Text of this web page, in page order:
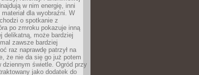
w nim energię, inni
dla wyobraźni. W
o spotkanie z
po zmroku pokazuje inną
delikatną, może bardziej
zawsze bardziej
raz naprawdę patrzył na
że nie da się go już potem
dziennym świetle. Ogród przy
jako dodatek do